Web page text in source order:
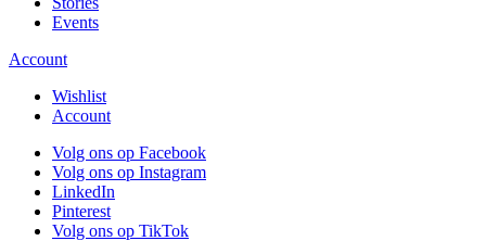
Events
Account
Wishlist
Account
Volg ons op Facebook
Volg ons op Instagram
LinkedIn
Pinterest
Volg ons op TikTok